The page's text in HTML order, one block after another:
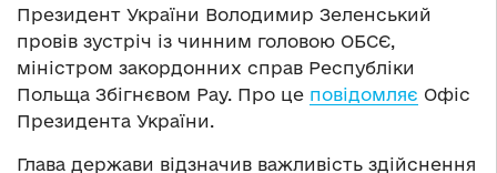
Президент України Володимир Зеленський
провів зустріч із чинним головою ОБСЄ,
міністром закордонних справ Республіки
Польща Збігнєвом Рау. Про це повідомляє Офіс
Президента України.
Глава держави відзначив важливість здійснення